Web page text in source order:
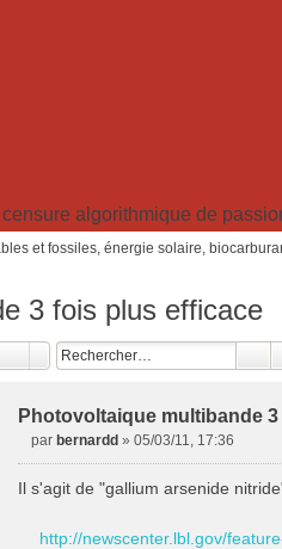
algorithmique de
et fossiles, énergie solaire,
3 fois plus efficace
Photovoltaique multibande
s
par bernardd » 05/03/11, 17:36
Il s'agit de "gallium arsenide
http://newscenter.lbl.gov/